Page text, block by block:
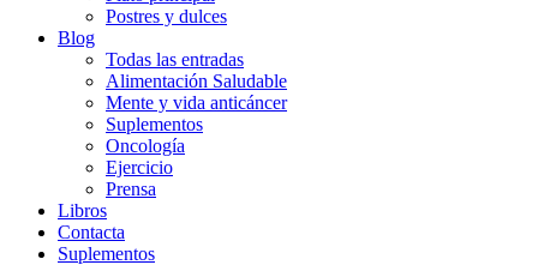
Postres y dulces
Blog
Todas las entradas
Alimentación Saludable
Mente y vida anticáncer
Suplementos
Oncología
Ejercicio
Prensa
Libros
Contacta
Suplementos